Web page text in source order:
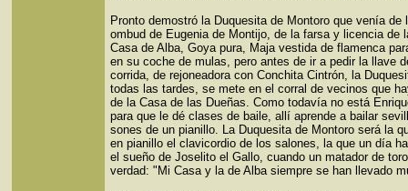
Pronto demostró la Duquesita de Montoro que venía de
ombud de Eugenia de Montijo, de la farsa y licencia de
Casa de Alba, Goya pura, Maja vestida de flamenca
en su coche de mulas, pero antes de ir a pedir la llave
corrida, de rejoneadora con Conchita Cintrón, la
todas las tardes, se mete en el corral de vecinos que
de la Casa de las Dueñas. Como todavía no está
para que le dé clases de baile, allí aprende a bailar
sones de un pianillo. La Duquesita de Montoro será la
en pianillo el clavicordio de los salones, la que un día
el sueño de Joselito el Gallo, cuando un matador de
verdad: "Mi Casa y la de Alba siempre se han llevado